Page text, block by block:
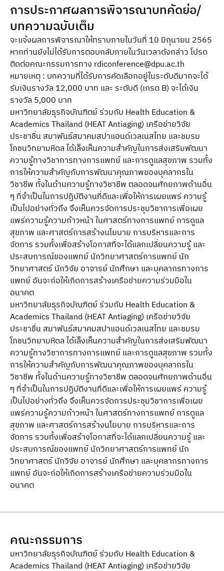
การประกาศผลการพิจารณาบทคัดย่อ/
บทความฉบับเต็ม
จะแจ้งผลการพิจารณาให้ทราบภายในวันที่ 10 มิถุนายน 2565
หากท่านยังไม่ได้รับการตอบกลับภายในวันเวลาดังกล่าว โปรด
ติดต่อคณะกรรมการทาง rdiconference@dpu.ac.th
หมายเหตุ : บทความที่ได้รับการคัดเลือกอยู่ในระดับดีมากจะได้
รับเงินรางวัล 12,000 บาท และ ระดับดี (เกรด B) จะได้เงิน
รางวัล 5,000 บาท
มหาวิทยาลัยธุรกิจบัณฑิตย์ ร่วมกับ Health Education &
Academics Thailand (HEAT Antiaging) เครือข่ายวิจัย
ประชาชื่น สมาพันธ์สมาคมสปาแอนด์เวลเนสไทย และชมรม
โภชนวิทยามหิดล ได้เล็งเห็นความสําคัญในการส่งเสริมพัฒนา
ความรู้ทางวิชาการทางการแพทย์ และการดูแลสุขภาพ รวมทั้ง
การให้ความสําคัญกับการพัฒนาคุณภาพของบุคลากรใน
วิชาชีพ ทั้งในด้านความรู้ทางวิชาชีพ ตลอดจนศักยภาพด้านอื่น
ๆ ที่จําเป็นในการปฏิบัติงานที่ดีและเพื่อให้การเผยแพร่ ความรู้
เป็นไปอย่างทั่วถึง จึงเห็นควรจัดการประชุมวิชาการเพื่อเผย
แพร่ความรู้ความก้าวหน้า ในศาสตร์ทางการแพทย์ การดูแล
สุขภาพ และศาสตร์การสร้างนโยบาย การบริหารและการ
จัดการ รวมทั้งเพื่อสร้างโอกาสที่จะได้แลกเปลี่ยนความรู้ และ
ประสบการณ์ของแพทย์ นักวิทยาศาสตร์การแพทย์ นัก
วิทยาศาสตร์ นักวิจัย อาจารย์ นักศึกษา และบุคลากรทางการ
แพทย์ อันจะก่อให้เกิดการสร้างเครือข่ายความร่วมมือใน
อนาคต
มหาวิทยาลัยธุรกิจบัณฑิตย์ ร่วมกับ Health Education &
Academics Thailand (HEAT Antiaging) เครือข่ายวิจัย
ประชาชื่น สมาพันธ์สมาคมสปาแอนด์เวลเนสไทย และชมรม
โภชนวิทยามหิดล ได้เล็งเห็นความสําคัญในการส่งเสริมพัฒนา
ความรู้ทางวิชาการทางการแพทย์ และการดูแลสุขภาพ รวมทั้ง
การให้ความสําคัญกับการพัฒนาคุณภาพของบุคลากรใน
วิชาชีพ ทั้งในด้านความรู้ทางวิชาชีพ ตลอดจนศักยภาพด้านอื่น
ๆ ที่จําเป็นในการปฏิบัติงานที่ดีและเพื่อให้การเผยแพร่ ความรู้
เป็นไปอย่างทั่วถึง จึงเห็นควรจัดการประชุมวิชาการเพื่อเผย
แพร่ความรู้ความก้าวหน้า ในศาสตร์ทางการแพทย์ การดูแล
สุขภาพ และศาสตร์การสร้างนโยบาย การบริหารและการ
จัดการ รวมทั้งเพื่อสร้างโอกาสที่จะได้แลกเปลี่ยนความรู้ และ
ประสบการณ์ของแพทย์ นักวิทยาศาสตร์การแพทย์ นัก
วิทยาศาสตร์ นักวิจัย อาจารย์ นักศึกษา และบุคลากรทางการ
แพทย์ อันจะก่อให้เกิดการสร้างเครือข่ายความร่วมมือใน
อนาคต
คณะกรรมการ
มหาวิทยาลัยธุรกิจบัณฑิตย์ ร่วมกับ Health Education &
Academics Thailand (HEAT Antiaging) เครือข่ายวิจัย